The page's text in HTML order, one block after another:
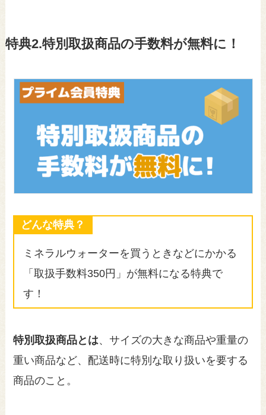
特典2.特別取扱商品の手数料が無料に！
どんな特典？
ミネラルウォーターを買うときなどにかかる
「取扱手数料350円」が無料になる特典で
す！
特別取扱商品とは、サイズの大きな商品や重量の
重い商品など、配送時に特別な取り扱いを要する
商品のこと。